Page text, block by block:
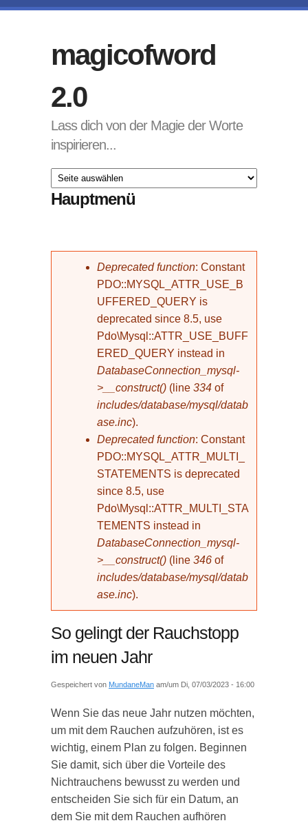
magicofword
2.0
Lass dich von der Magie der Worte
inspirieren...
Hauptmenü
Fehlermeldung
Deprecated function: Constant
PDO::MYSQL_ATTR_USE_B
UFFERED_QUERY is
deprecated since 8.5, use
Pdo\Mysql::ATTR_USE_BUFF
ERED_QUERY instead in
DatabaseConnection_mysql-
>__construct() (line 334 of
includes/database/mysql/datab
ase.inc).
Deprecated function: Constant
PDO::MYSQL_ATTR_MULTI_
STATEMENTS is deprecated
since 8.5, use
Pdo\Mysql::ATTR_MULTI_STA
TEMENTS instead in
DatabaseConnection_mysql-
>__construct() (line 346 of
includes/database/mysql/datab
ase.inc).
So gelingt der Rauchstopp
im neuen Jahr
Gespeichert von MundaneMan am/um Di, 07/03/2023 - 16:00
Wenn Sie das neue Jahr nutzen möchten,
um mit dem Rauchen aufzuhören, ist es
wichtig, einem Plan zu folgen. Beginnen
Sie damit, sich über die Vorteile des
Nichtrauchens bewusst zu werden und
entscheiden Sie sich für ein Datum, an
dem Sie mit dem Rauchen aufhören